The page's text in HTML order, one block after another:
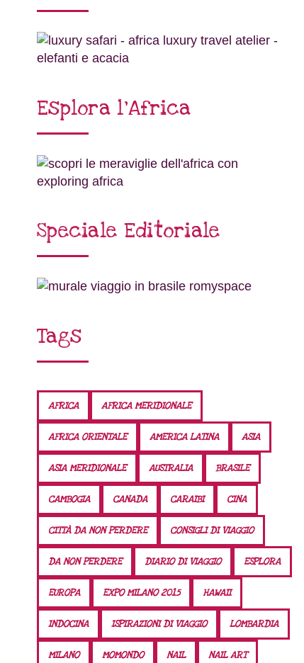
Esplora l’Africa
Speciale Editoriale
Tags
AFRICA AFRICA MERIDIONALE
AFRICA ORIENTALE AMERICA LATINA ASIA
ASIA MERIDIONALE AUSTRALIA BRASILE
CAMBOGIA CANADA CARAIBI CINA
CITTÀ DA NON PERDERE CONSIGLI DI VIAGGIO
DA NON PERDERE DIARIO DI VIAGGIO ESPLORA
EUROPA EXPO MILANO 2015 HAWAII
INDOCINA ISPIRAZIONI DI VIAGGIO LOMBARDIA
MILANO MOMONDO NAIL NAIL ART